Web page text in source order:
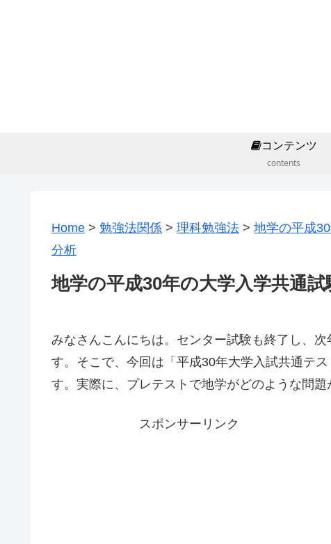
コンテンツ
contents
Home > 勉強法関係 > 理科勉強法 > 地学の平成
分析
地学の平成30年の大学入学共通
みなさんこんにちは。センター試験も終了し、
す。そこで、今回は「平成30年大学入試共通テ
す。実際に、プレテストで地学がどのような問
スポンサーリンク